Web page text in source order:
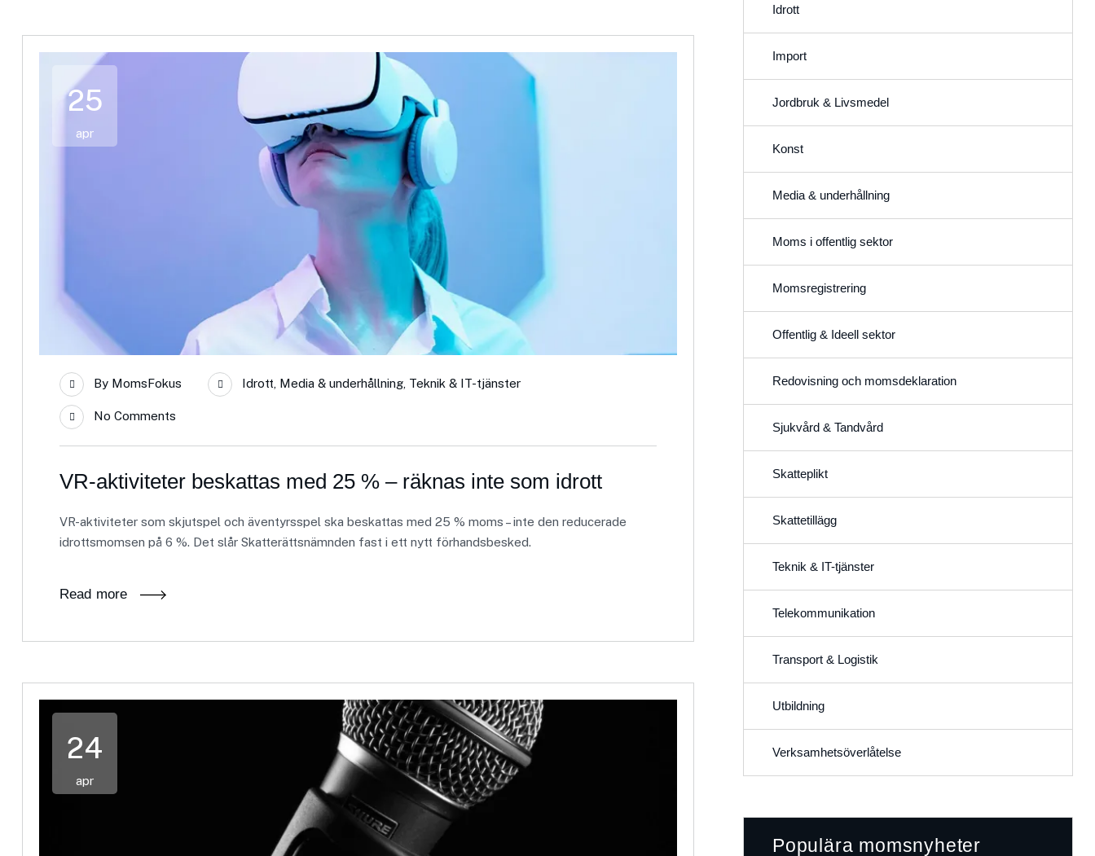
25
apr
By MomsFokus Idrott, Media & underhållning, Teknik & IT-tjänster
No Comments
VR-aktiviteter beskattas med 25 % – räknas inte som idrott
VR-aktiviteter som skjutspel och äventyrsspel ska beskattas med 25 % moms – inte den reducerade
idrottsmomsen på 6 %. Det slår Skatterättsnämnden fast i ett nytt förhandsbesked.
Read more
24
apr
Idrott
Import
Jordbruk & Livsmedel
Konst
Media & underhållning
Moms i offentlig sektor
Momsregistrering
Offentlig & Ideell sektor
Redovisning och momsdeklaration
Sjukvård & Tandvård
Skatteplikt
Skattetillägg
Teknik & IT-tjänster
Telekommunikation
Transport & Logistik
Utbildning
Verksamhetsöverlåtelse
Populära momsnyheter